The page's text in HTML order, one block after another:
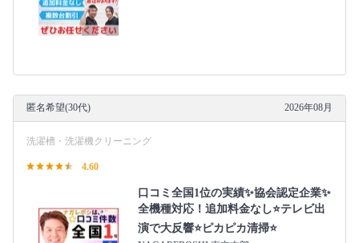
匿名希望(30代) 2026年08月
洗濯槽・洗濯機クリーニング
4.60
口コミ全国1位の実績✨協会認定企業✨
全機種対応！追加料金なし⭐テレビ出
演で大反響⭐ピカピカ清掃⭐